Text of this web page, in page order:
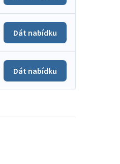
Dát nabídku
Dát nabídku